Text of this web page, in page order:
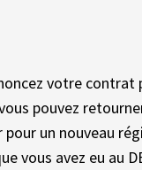
votre contrat
pouvez
un nouveau
vous avez eu au